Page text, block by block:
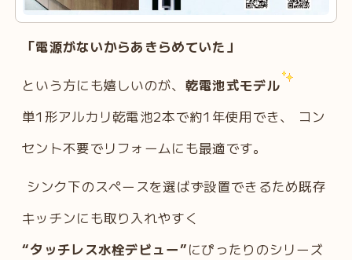
「電源がないからあきらめていた」
という方にも嬉しいのが、 乾電池式モデル
単1形アルカリ乾電池2本で約1年使用でき、 コン
セント不要でリフォームにも最適です。
シンク下のスペースを選ばず設置できるため既存
キッチンにも取り入れやすく
“タッチレス水栓デビュー”にぴったりのシリーズ